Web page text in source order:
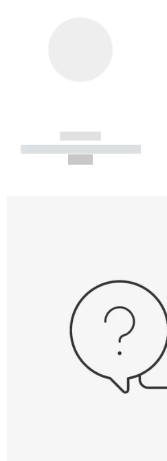
------------
----------- ----------- -----------